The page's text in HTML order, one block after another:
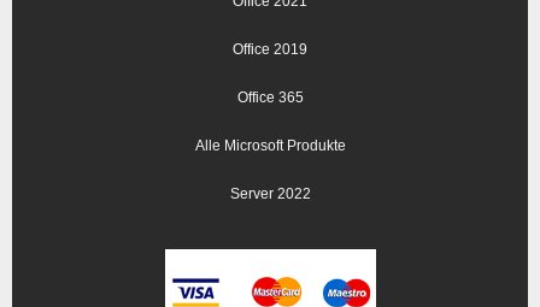
Office 2019
Office 365
Alle Microsoft Produkte
Server 2022